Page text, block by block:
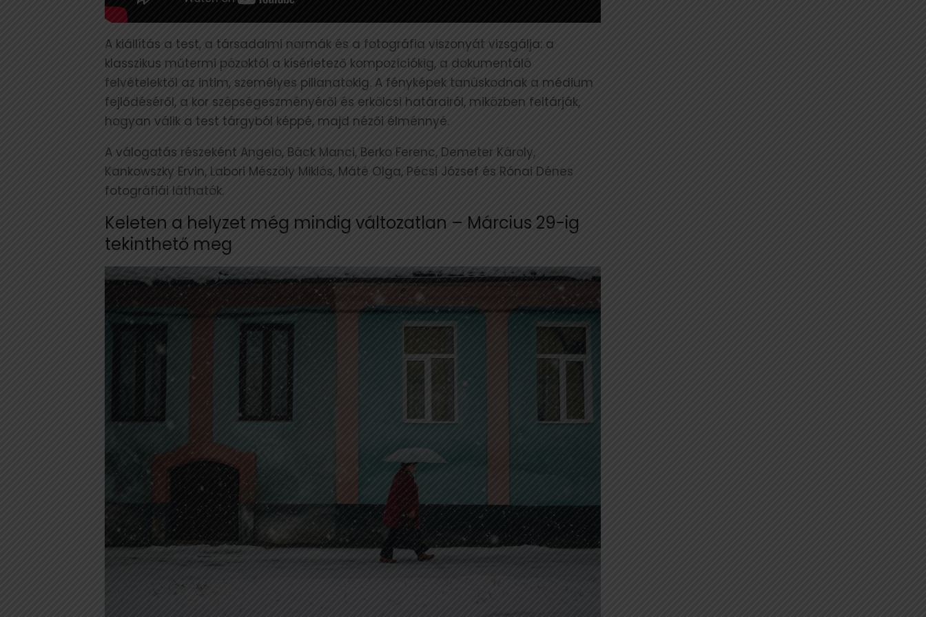
A kiállítás a test, a társadalmi normák és a fotográfia viszonyát vizsgálja: a
klasszikus műtermi pózoktól a kísérletező kompozíciókig, a dokumentáló
felvételektől az intim, személyes pillanatokig. A fényképek tanúskodnak a médium
fejlődéséről, a kor szépségeszményéről és erkölcsi határairól, miközben feltárják,
hogyan válik a test tárgyból képpé, majd nézői élménnyé.
A válogatás részeként Angelo, Bäck Manci, Berko Ferenc, Demeter Károly,
Kankowszky Ervin, Labori Mészöly Miklós, Máté Olga, Pécsi József és Rónai Dénes
fotográfiái láthatók.
Keleten a helyzet még mindig változatlan – Március 29-ig
tekinthető meg